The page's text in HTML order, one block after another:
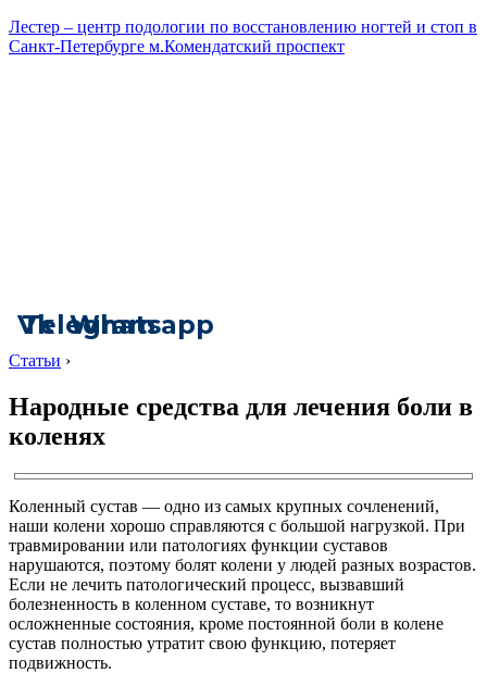
Лестер – центр подологии по восстановлению ногтей и стоп в
Санкт-Петербурге м.Комендатский проспект
Vk
Telegram
Whatsapp
Статьи ›
Народные средства для лечения боли в
коленях
Коленный сустав — одно из самых крупных сочленений,
наши колени хорошо справляются с большой нагрузкой. При
травмировании или патологиях функции суставов
нарушаются, поэтому болят колени у людей разных возрастов.
Если не лечить патологический процесс, вызвавший
болезненность в коленном суставе, то возникнут
осложненные состояния, кроме постоянной боли в колене
сустав полностью утратит свою функцию, потеряет
подвижность.